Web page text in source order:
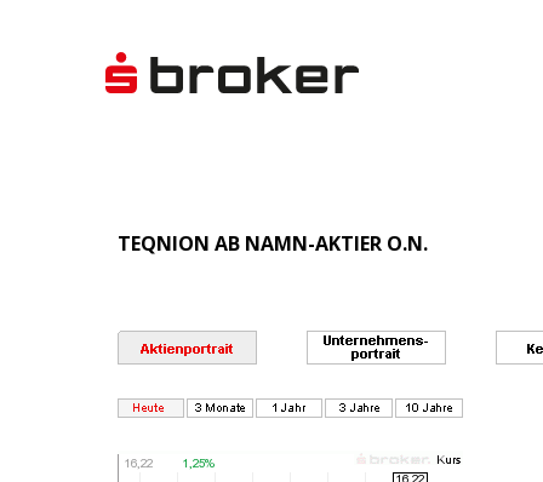
TEQNION AB NAMN-AKTIER O.N.